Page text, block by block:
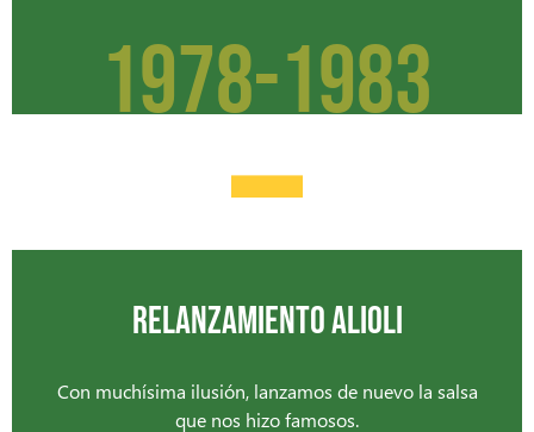
1978-1983​
-
RELANZAMIENTO ALIOLI
Con muchísima ilusión, lanzamos de nuevo la salsa
que nos hizo famosos.